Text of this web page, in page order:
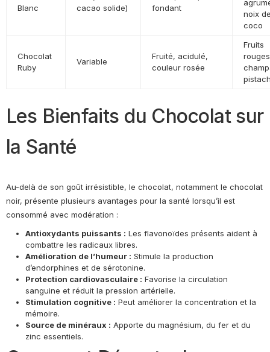
Blanc
cacao solide)
fondant
noix
coco
Chocolat
Ruby
Variable
Fruité, acidulé,
couleur rosée
Fruits
Les Bienfaits du Chocolat sur
la Santé
Au-delà de son goût irrésistible, le chocolat, notamment le chocolat
noir, présente plusieurs avantages pour la santé lorsqu’il est
consommé avec modération :
Antioxydants puissants : Les flavonoïdes présents aident à
combattre les radicaux libres.
Amélioration de l’humeur : Stimule la production
d’endorphines et de sérotonine.
Protection cardiovasculaire : Favorise la circulation
sanguine et réduit la pression artérielle.
Stimulation cognitive : Peut améliorer la concentration et la
mémoire.
Source de minéraux : Apporte du magnésium, du fer et du
zinc essentiels.